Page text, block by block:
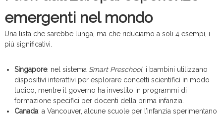
emergenti nel mondo
Una lista che sarebbe lunga, ma che riduciamo a soli 4 esempi, i
più significativi.
Singapore: nel sistema Smart Preschool, i bambini utilizzano
dispositivi interattivi per esplorare concetti scientifici in modo
ludico, mentre il governo ha investito in programmi di
formazione specifici per docenti della prima infanzia.
Canada: a Vancouver, alcune scuole per l’infanzia sperimentano